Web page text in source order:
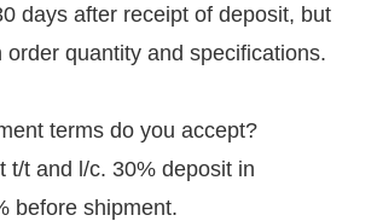
days after receipt of deposit, but
order quantity and specifications.
terms do you accept?
t/t and l/c. 30% deposit in
before shipment.